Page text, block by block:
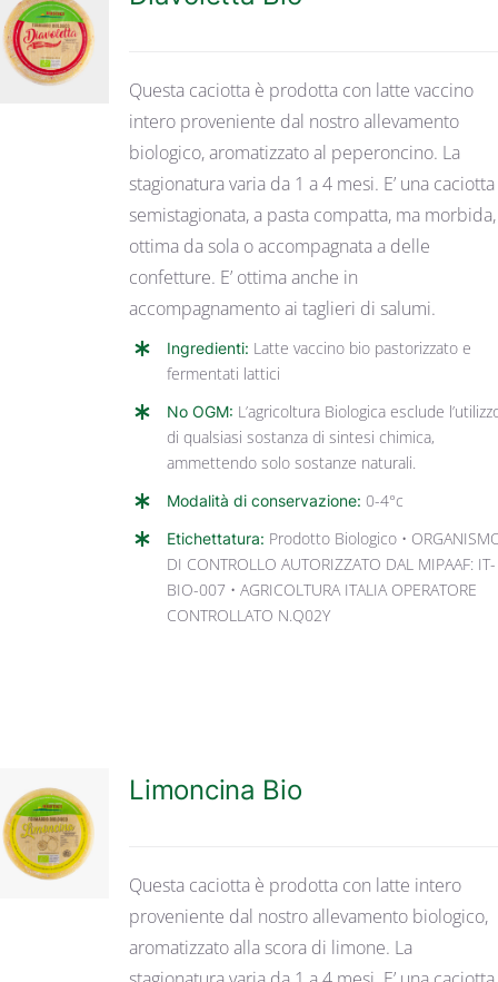
DETTAGLI
Questa caciotta è prodotta con latte vaccino
intero proveniente dal nostro allevamento
biologico, aromatizzato al peperoncino. La
stagionatura varia da 1 a 4 mesi. E’ una caciotta
semistagionata, a pasta compatta, ma morbida,
ottima da sola o accompagnata a delle
confetture. E’ ottima anche in
accompagnamento ai taglieri di salumi.
Ingredienti: Latte vaccino bio pastorizzato e
fermentati lattici
No OGM: L’agricoltura Biologica esclude
di qualsiasi sostanza di sintesi chimica,
ammettendo solo sostanze naturali.
Modalità di conservazione: 0-4°c
Etichettatura: Prodotto Biologico •
DI CONTROLLO AUTORIZZATO DAL MIPAAF: IT-
BIO-007 • AGRICOLTURA ITALIA OPERATORE
CONTROLLATO N.Q02Y
DETTAGLI
Limoncina Bio
Questa caciotta è prodotta con latte intero
proveniente dal nostro allevamento biologico,
aromatizzato alla scora di limone. La